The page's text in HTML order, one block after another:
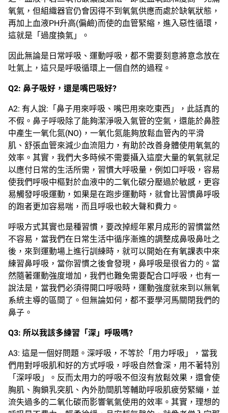
氧氣，但組織器官仍會因得不到氧氣供應而處於缺氧狀態，
再加上血液PH升高(偏鹼)而使的血管緊縮，進入惡性循環，
這就是「過度換氣」。
因此無論是日常呼吸、運動呼吸，都不需要刻意將意念放在
吐氣上，這只是呼吸循環上一個自然的過程。
Q2: 鼻子吸好，還是嘴巴吸好?
A2: 有人說:「鼻子用來呼吸、嘴巴用來吃東西」，此話真的
不假。鼻子呼吸除了能夠潔淨吸入氣管的空氣，還能於鼻腔
中產生一氧化氮(NO)，一氧化氮能夠放鬆血管內的平滑
肌、舒張血管來減少血流阻力，有助於改善身體使用氧氣的
效率。其實，我們大多時候不需要攝入這麼大量的氧氣就足
以應付日常的生活所需，習慣大呼吸量，例如口呼吸，容易
使我們呼吸中樞對於血液中的二氧化碳分壓過於敏感，更容
易觸發呼吸運動，如果是在跑步運動時，就會比習慣鼻呼吸
的跑者更加容易喘，而且呼吸也較大聲和費力。
呼吸方式其實也是種習慣，要改掉經年累月成形的習慣當然
不容易，當我們在日常生活中循序漸進的調整成鼻吸鼻吐之
後，來到運動場上進行訓練時，就可以開始在有氧課表中來
練習鼻呼吸，當你習慣之後會發現，鼻呼吸是很省力的。當
然隨著運動強度增加，我們也難免需要配合口呼吸，也有一
說法是，當我們必須得開口呼吸時，運動強度就來到以無氧
系統主導的區間了。但無論如何，都不要學河馬關閉我們的
鼻子。
Q3: 所以我該多練習「深」呼吸嗎?
A3: 這是一個好問題。深呼吸，不等於「用力呼吸」，當我
們用對呼吸肌和好的方式呼吸，呼吸自然會深，用不著特別
「深呼吸」。反而太用力的呼吸不但沒有放鬆效果，還會使
胸肌、胸鎖乳突肌、內外肋間肌等輔助呼吸肌疲勞緊繃，並
流失過多的二氧化碳而影響氧氣使用的效率。其實，理想的